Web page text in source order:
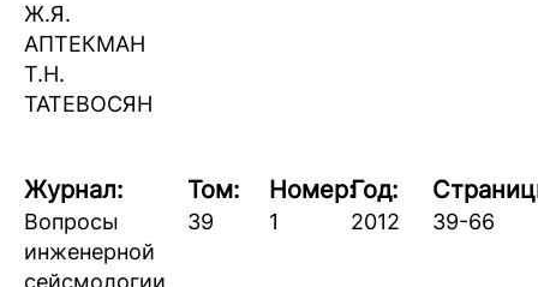
Ж.Я.
АПТЕКМАН
Т.Н.
ТАТЕВОСЯН
Журнал:
Вопросы
инженерной
сейсмологии
Том:
39
Номер:
1
Год:
2012 39-66